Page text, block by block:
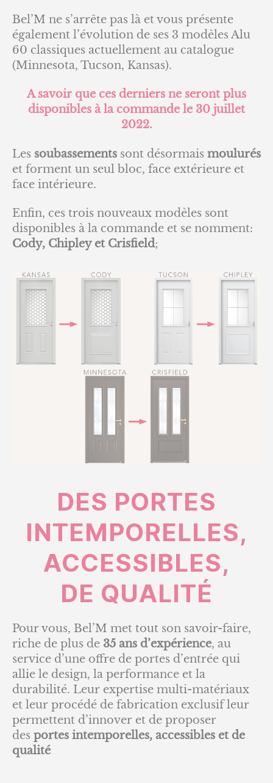
Bel’M ne s’arrête pas là et vous présente
également l’évolution de ses 3 modèles Alu
60 classiques actuellement au catalogue
(Minnesota, Tucson, Kansas).
A savoir que ces derniers ne seront plus
disponibles à la commande le 30 juillet
2022.
Les soubassements sont désormais moulurés
et forment un seul bloc, face extérieure et
face intérieure.
Enfin, ces trois nouveaux modèles sont
disponibles à la commande et se nomment:
Cody, Chipley et Crisfield;
DES PORTES
INTEMPORELLES,
ACCESSIBLES,
DE QUALITÉ
Pour vous, Bel’M met tout son savoir-faire,
riche de plus de 35 ans d’expérience, au
service d’une offre de portes d’entrée qui
allie le design, la performance et la
durabilité. Leur expertise multi-matériaux
et leur procédé de fabrication exclusif leur
permettent d’innover et de proposer
des portes intemporelles, accessibles et de
qualité